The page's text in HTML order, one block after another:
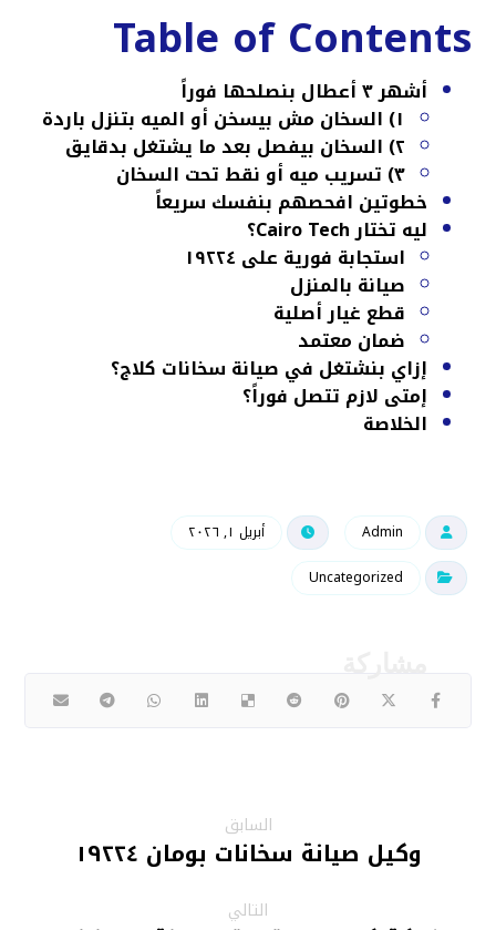
Table of Contents
أشهر ٣ أعطال بنصلحها فوراً
١) السخان مش بيسخن أو الميه بتنزل باردة
٢) السخان بيفصل بعد ما يشتغل بدقايق
٣) تسريب ميه أو نقط تحت السخان
خطوتين افحصهم بنفسك سريعاً
ليه تختار Cairo Tech؟
استجابة فورية على ١٩٢٢٤
صيانة بالمنزل
قطع غيار أصلية
ضمان معتمد
إزاي بنشتغل في صيانة سخانات كلاج؟
إمتى لازم تتصل فوراً؟
الخلاصة
Admin
أبريل ١, ٢٠٢٦
Uncategorized
السابق
وكيل صيانة سخانات بومان ١٩٢٢٤
التالي